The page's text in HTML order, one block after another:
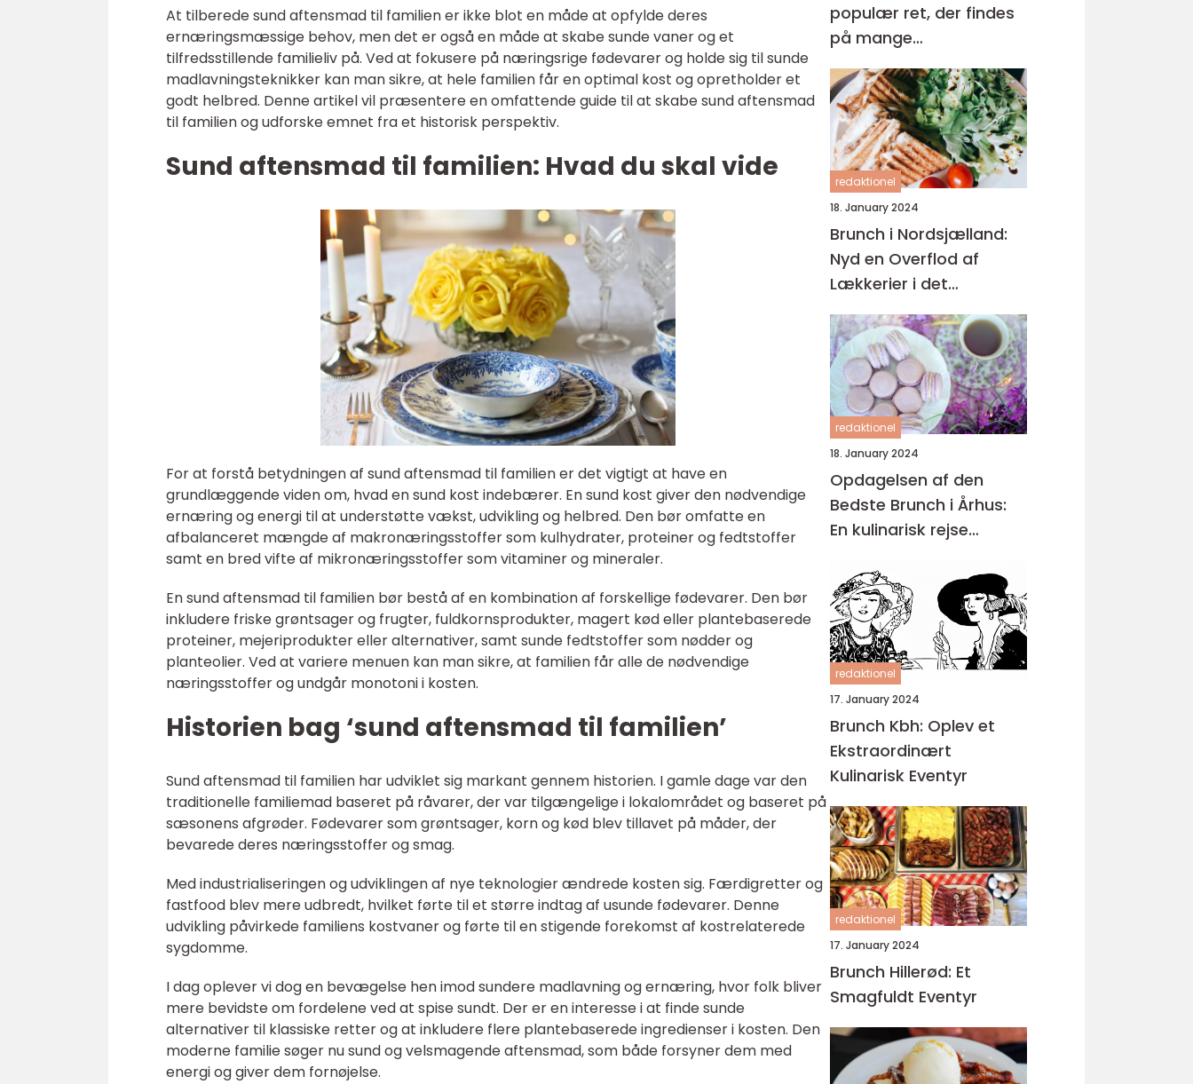
At tilberede sund aftensmad til familien er ikke blot en måde at opfylde deres
ernæringsmæssige behov, men det er også en måde at skabe sunde vaner og et
tilfredsstillende familieliv på. Ved at fokusere på næringsrige fødevarer og holde sig til sunde
madlavningsteknikker kan man sikre, at hele familien får en optimal kost og opretholder et
godt helbred. Denne artikel vil præsentere en omfattende guide til at skabe sund aftensmad
til familien og udforske emnet fra et historisk perspektiv.
Sund aftensmad til familien: Hvad du skal vide
For at forstå betydningen af sund aftensmad til familien er det vigtigt at have en
grundlæggende viden om, hvad en sund kost indebærer. En sund kost giver den nødvendige
ernæring og energi til at understøtte vækst, udvikling og helbred. Den bør omfatte en
afbalanceret mængde af makronæringsstoffer som kulhydrater, proteiner og fedtstoffer
samt en bred vifte af mikronæringsstoffer som vitaminer og mineraler.
En sund aftensmad til familien bør bestå af en kombination af forskellige fødevarer. Den bør
inkludere friske grøntsager og frugter, fuldkornsprodukter, magert kød eller plantebaserede
proteiner, mejeriprodukter eller alternativer, samt sunde fedtstoffer som nødder og
planteolier. Ved at variere menuen kan man sikre, at familien får alle de nødvendige
næringsstoffer og undgår monotoni i kosten.
Historien bag ‘sund aftensmad til familien’
Sund aftensmad til familien har udviklet sig markant gennem historien. I gamle dage var den
traditionelle familiemad baseret på råvarer, der var tilgængelige i lokalområdet og baseret på
sæsonens afgrøder. Fødevarer som grøntsager, korn og kød blev tillavet på måder, der
bevarede deres næringsstoffer og smag.
Med industrialiseringen og udviklingen af nye teknologier ændrede kosten sig. Færdigretter og
fastfood blev mere udbredt, hvilket førte til et større indtag af usunde fødevarer. Denne
udvikling påvirkede familiens kostvaner og førte til en stigende forekomst af kostrelaterede
sygdomme.
I dag oplever vi dog en bevægelse hen imod sundere madlavning og ernæring, hvor folk bliver
mere bevidste om fordelene ved at spise sundt. Der er en interesse i at finde sunde
alternativer til klassiske retter og at inkludere flere plantebaserede ingredienser i kosten. Den
moderne familie søger nu sund og velsmagende aftensmad, som både forsyner dem med
energi og giver dem fornøjelse.
populær ret, der findes
på mange
brunchmenuer rundt om
i verden
redaktionel
18. January 2024
Brunch i Nordsjælland:
Nyd en Overflod af
Lækkerier i det
Naturskønne Område
redaktionel
18. January 2024
Opdagelsen af den
Bedste Brunch i Århus:
En kulinarisk rejse
redaktionel
17. January 2024
Brunch Kbh: Oplev et
Ekstraordinært
Kulinarisk Eventyr
redaktionel
17. January 2024
Brunch Hillerød: Et
Smagfuldt Eventyr